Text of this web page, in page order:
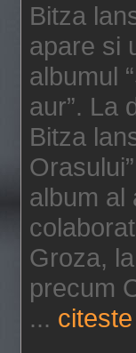
Bitza
apare si
albumul
aur”. La
Bitza
album al
Groza,
precum
...